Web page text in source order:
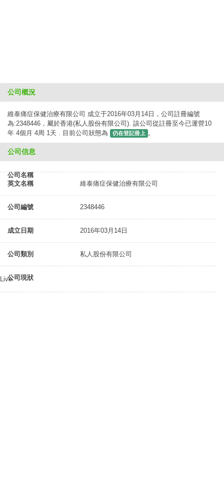
公司概況
維泰痛症保健治療有限公司 成立于2016年03月14日，公司註冊編號
為:2348446，屬於香港(私人股份有限公司). 該公司從註冊至今已運營10
年 4個月 4周 1天 . 目前公司狀態為
仍在登記冊上 。
公司信息
公司名稱
英文名稱
維泰痛症保健治療有限公司
公司編號 2348446
成立日期 2016年03月14日
公司類別 私人股份有限公司
公司現狀
Live